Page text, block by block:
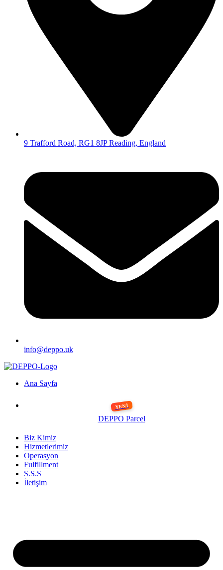
9 Trafford Road, RG1 8JP Reading, England
info@deppo.uk
Ana Sayfa
DEPPO Parcel
Biz Kimiz
Hizmetlerimiz
Operasyon
Fulfillment
S.S.S
İletişim